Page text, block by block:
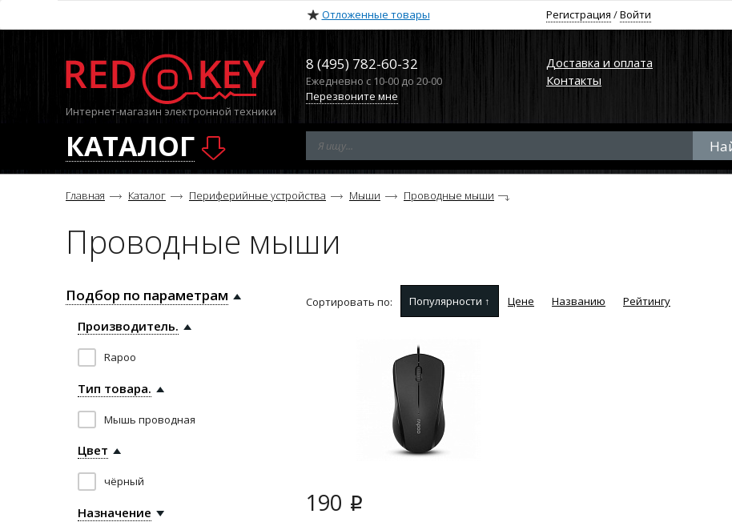
Отложенные товары Регистрация /Войти
Интернет-магазин электронной техники
8 (495) 782-60-32
Ежедневно с 10-00 до 20-00
Перезвоните мне
Доставка и оплата
Контакты
КАТАЛОГ
Главная Каталог Периферийные устройства Мыши Проводные мыши
Проводные мыши
Подбор по параметрам
Производитель.
Rapoo
Тип товара.
Мышь проводная
Цвет
чёрный
Назначение
Сортировать по: Популярности ↑ Цене Названию Рейтингу
190 i